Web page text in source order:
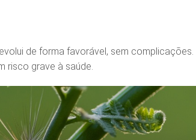
de forma favorável, sem complicações.
risco grave à saúde.